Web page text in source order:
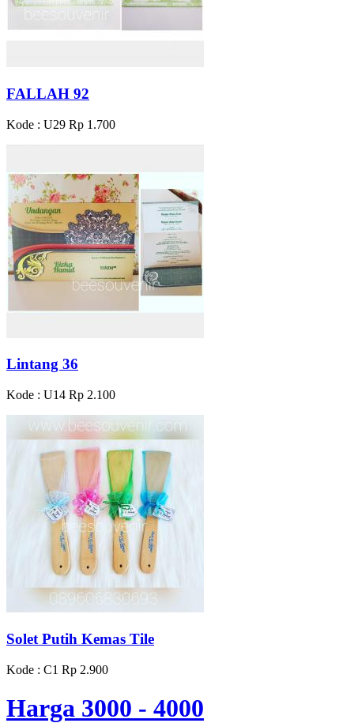
FALLAH 92
Kode : U29 Rp 1.700
Lintang 36
Kode : U14 Rp 2.100
Solet Putih Kemas Tile
Kode : C1 Rp 2.900
Harga 3000 - 4000